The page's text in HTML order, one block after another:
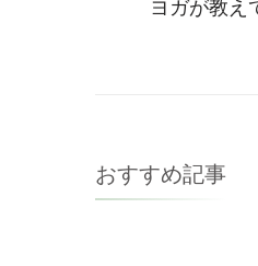
ビ
ゲ
ヨガが教え
おすすめ記事